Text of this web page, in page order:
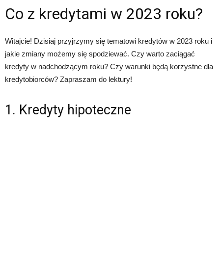
Co z kredytami w 2023 roku?
Witajcie! Dzisiaj przyjrzymy się tematowi kredytów w 2023 roku i
jakie zmiany możemy się spodziewać. Czy warto zaciągać
kredyty w nadchodzącym roku? Czy warunki będą korzystne dla
kredytobiorców? Zapraszam do lektury!
1. Kredyty hipoteczne